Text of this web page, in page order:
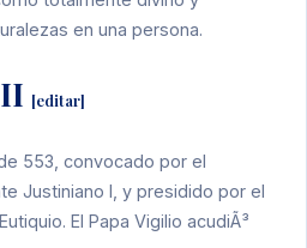
en una persona.
[editar]
553 , convocado por el
Justiniano I , y presidido por el
Eutiquio. El Papa Vigilio acudiÃ³